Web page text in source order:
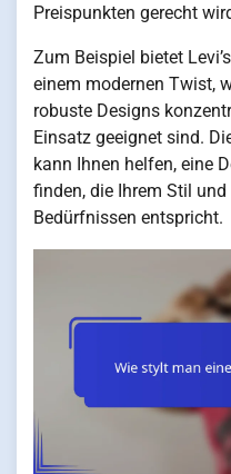
Preispunkten gerecht
Zum Beispiel bietet
einem modernen Twist,
robuste Designs
Einsatz geeignet sind.
kann Ihnen helfen, eine
finden, die Ihrem Stil
Bedürfnissen entspricht.